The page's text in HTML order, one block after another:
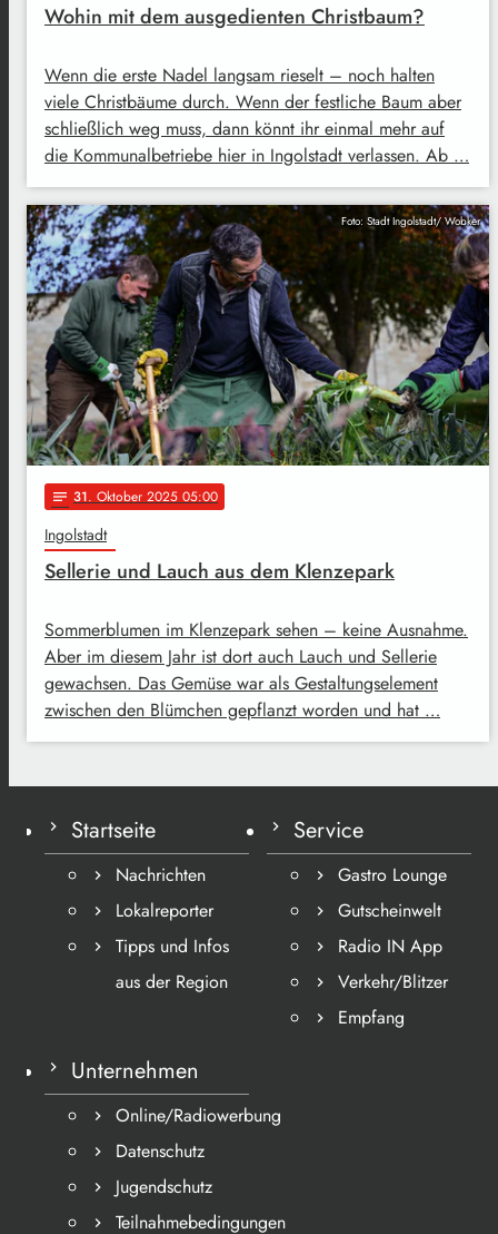
Wohin mit dem ausgedienten Christbaum?
Wenn die erste Nadel langsam rieselt – noch halten
viele Christbäume durch. Wenn der festliche Baum aber
schließlich weg muss, dann könnt ihr einmal mehr auf
die Kommunalbetriebe hier in Ingolstadt verlassen. Ab …
Foto: Stadt Ingolstadt/ Wobker
notes 31. Oktober 2025 05:00
Ingolstadt
Sellerie und Lauch aus dem Klenzepark
Sommerblumen im Klenzepark sehen – keine Ausnahme.
Aber im diesem Jahr ist dort auch Lauch und Sellerie
gewachsen. Das Gemüse war als Gestaltungselement
zwischen den Blümchen gepflanzt worden und hat …
Startseite
Nachrichten
Lokalreporter
Tipps und Infos
aus der Region
Service
Gastro Lounge
Gutscheinwelt
Radio IN App
Verkehr/Blitzer
Empfang
Unternehmen
Online/Radiowerbung
Datenschutz
Jugendschutz
Teilnahmebedingungen